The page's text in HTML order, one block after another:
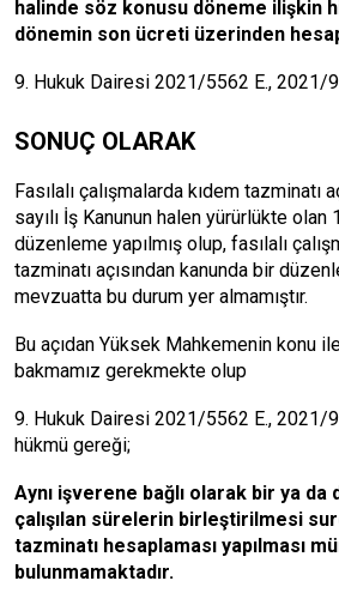
halinde söz konusu döneme ilişkin
dönemin son ücreti üzerinden
9. Hukuk Dairesi 2021/5562 E., 2021/
SONUÇ OLARAK
Fasılalı çalışmalarda kıdem tazminatı
sayılı İş Kanunun halen yürürlükte
düzenleme yapılmış olup, fasılalı
tazminatı açısından kanunda bir
mevzuatta bu durum yer almamıştır.
Bu açıdan Yüksek Mahkemenin konu
bakmamız gerekmekte olup
9. Hukuk Dairesi 2021/5562 E., 2021/
hükmü gereği;
Aynı işverene bağlı olarak bir ya
çalışılan sürelerin birleştirilmesi
tazminatı hesaplaması yapılması
bulunmamaktadır.